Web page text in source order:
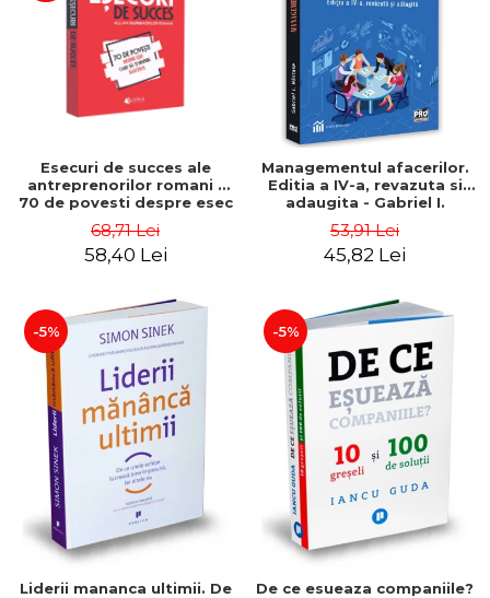
Esecuri de succes ale
antreprenorilor romani -
70 de povesti despre esec
68,71 Lei
58,40 Lei
Managementul afacerilor.
Editia a IV-a, revazuta si
adaugita - Gabriel I.
53,91 Lei
45,82 Lei
-5%
Liderii mananca ultimii. De
-5%
De ce esueaza companiile?